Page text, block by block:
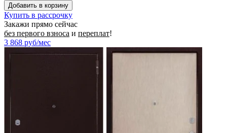
Купить в рассрочку
Закажи прямо сейчас
без первого взноса и переплат!
3 868 руб/мес